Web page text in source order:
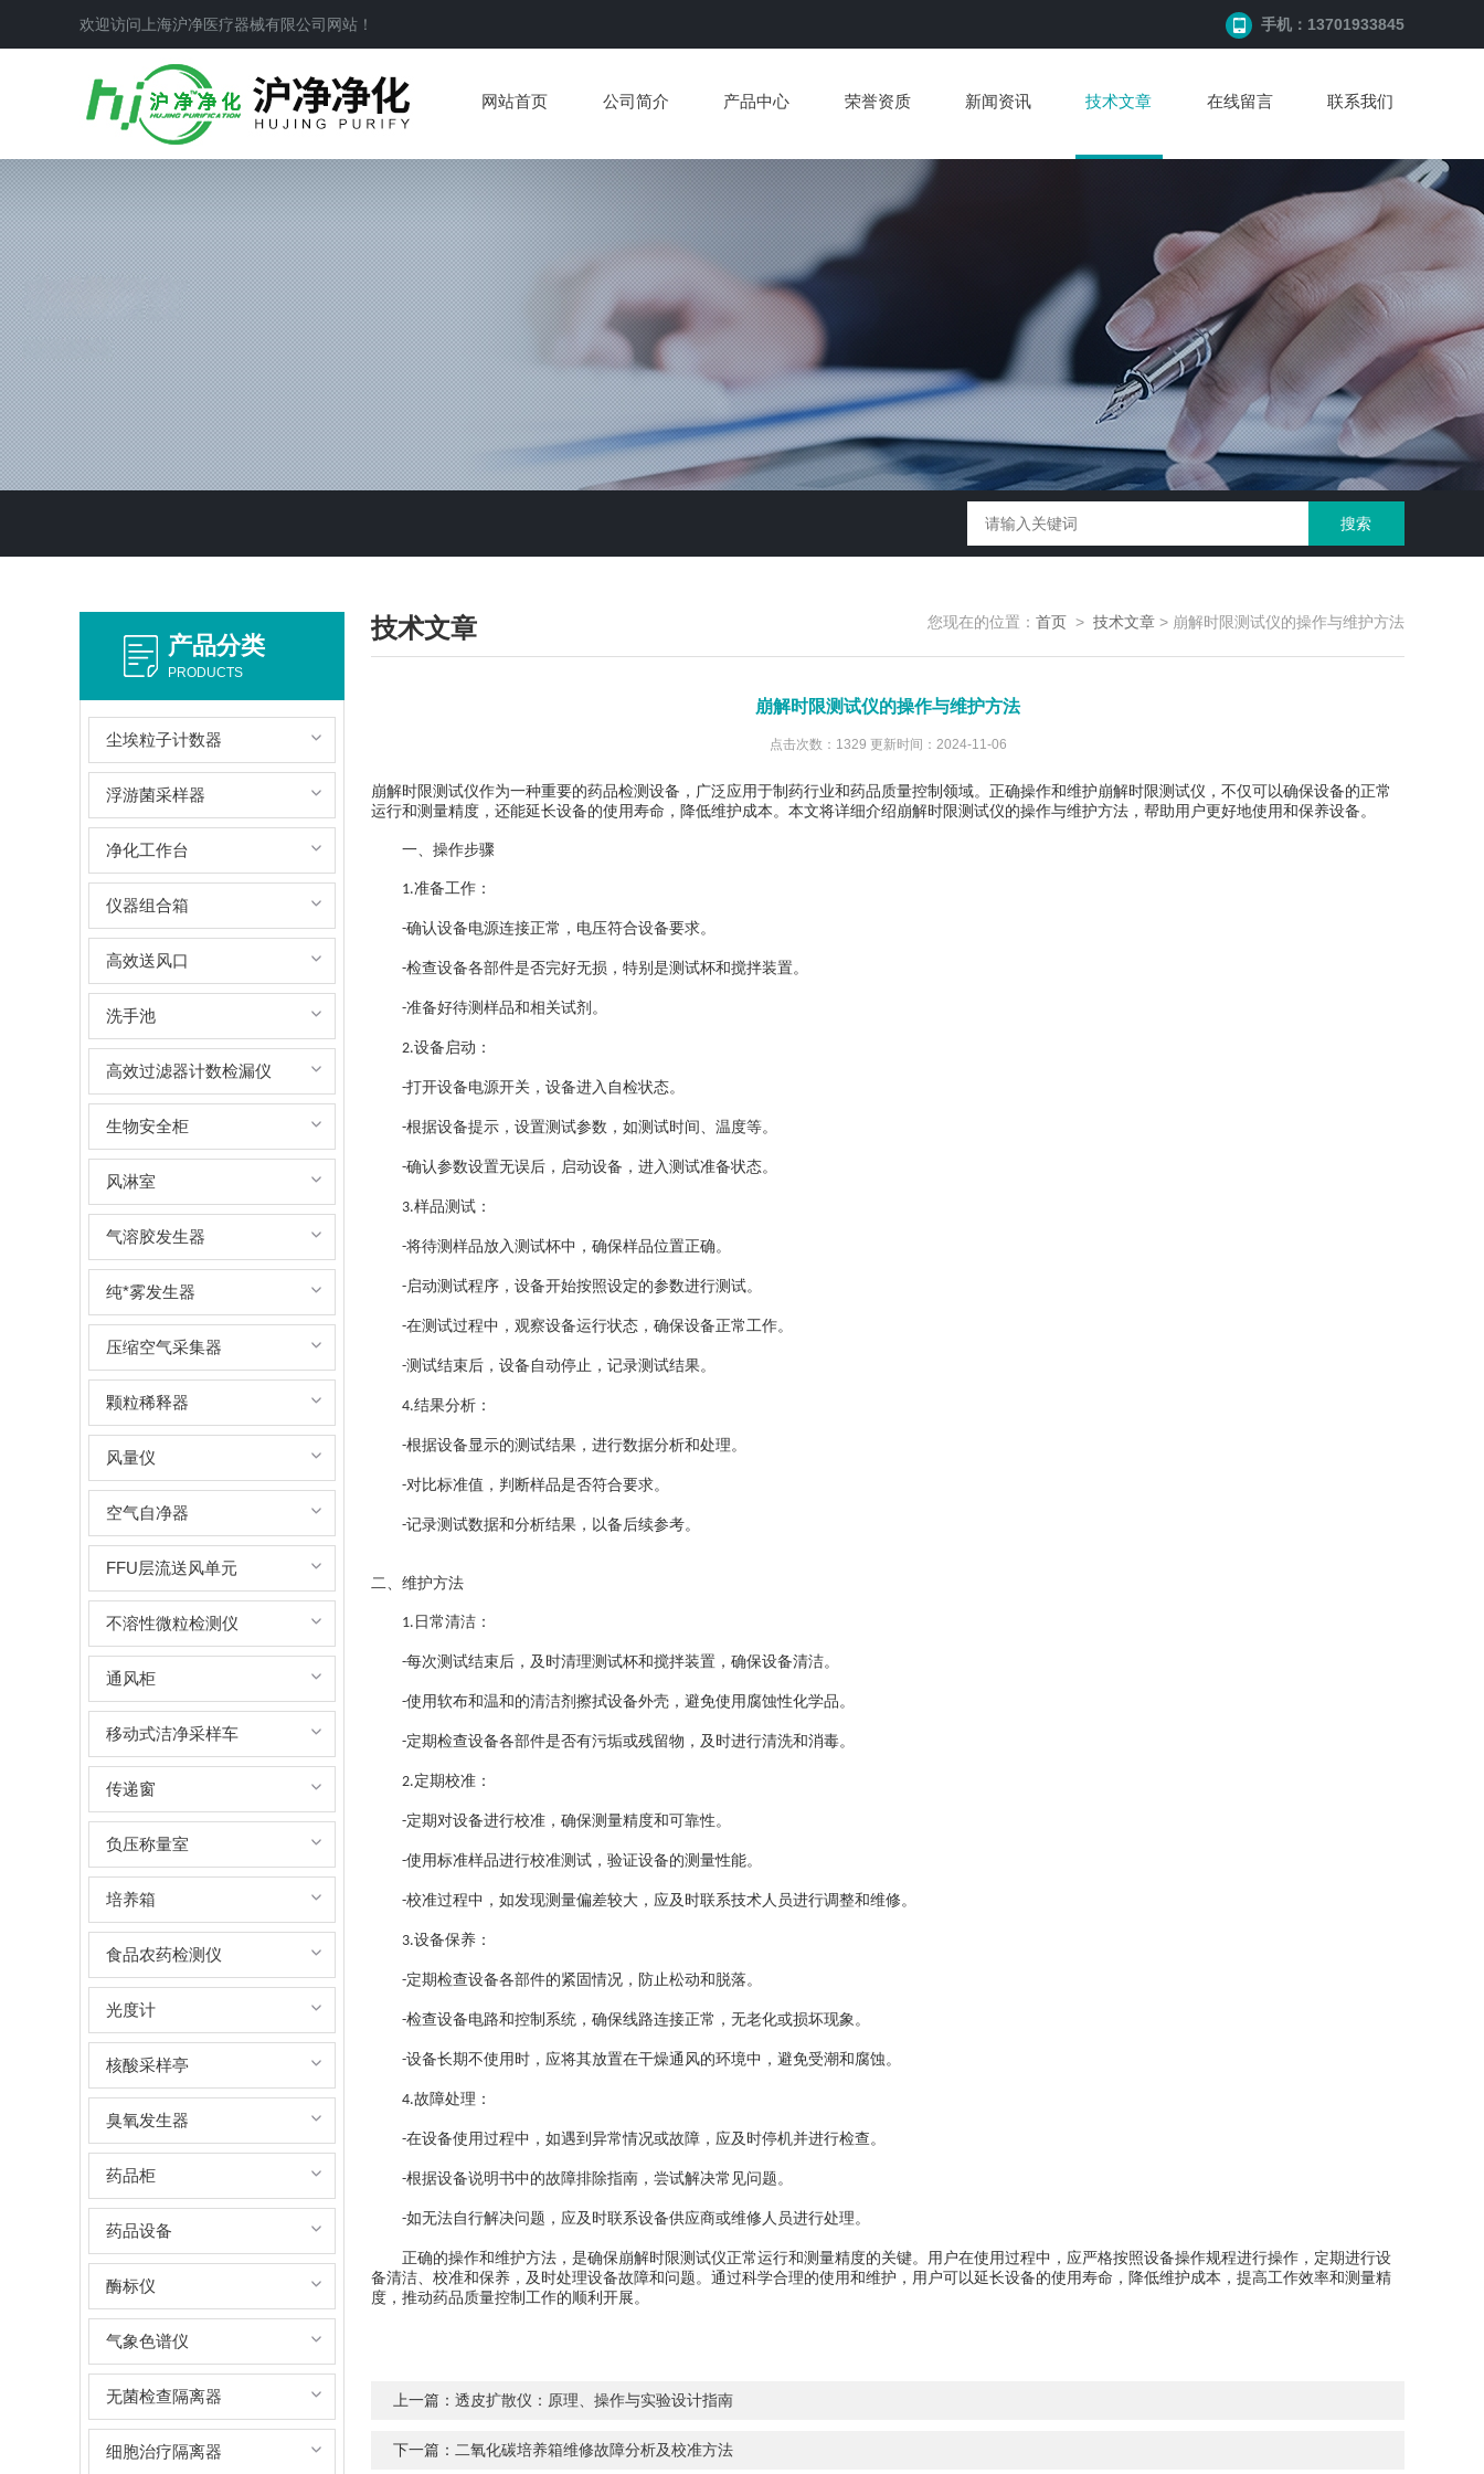
欢迎访问上海沪净医疗器械有限公司网站！ 手机：13701933845
网站首页 公司简介 产品中心 荣誉资质 新闻资讯 技术文章 在线留言 联系我们
技术文章 您现在的位置： 首页 > 技术文章 > 崩解时限测试仪的操作与维护方法
崩解时限测试仪的操作与维护方法
点击次数：1329 更新时间：2024-11-06
崩解时限测试仪作为一种重要的药品检测设备，广泛应用于制药行业和药品质量控制领域。正确操作和维护崩解时限测试仪，不仅可以确保设备的正常
运行和测量精度，还能延长设备的使用寿命，降低维护成本。本文将详细介绍崩解时限测试仪的操作与维护方法，帮助用户更好地使用和保养设备。
一、操作步骤
1.准备工作：
-确认设备电源连接正常，电压符合设备要求。
-检查设备各部件是否完好无损，特别是测试杯和搅拌装置。
-准备好待测样品和相关试剂。
2.设备启动：
-打开设备电源开关，设备进入自检状态。
-根据设备提示，设置测试参数，如测试时间、温度等。
-确认参数设置无误后，启动设备，进入测试准备状态。
3.样品测试：
-将待测样品放入测试杯中，确保样品位置正确。
-启动测试程序，设备开始按照设定的参数进行测试。
-在测试过程中，观察设备运行状态，确保设备正常工作。
-测试结束后，设备自动停止，记录测试结果。
4.结果分析：
-根据设备显示的测试结果，进行数据分析和处理。
-对比标准值，判断样品是否符合要求。
-记录测试数据和分析结果，以备后续参考。
二、维护方法
1. 日常清洁：
-每次测试结束后，及时清理测试杯和搅拌装置，确保设备清洁。
-使用软布和温和的清洁剂擦拭设备外壳，避免使用腐蚀性化学品。
-定期检查设备各部件是否有污垢或残留物，及时进行清洗和消毒。
2.定期校准：
-定期对设备进行校准，确保测量精度和可靠性。
-使用标准样品进行校准测试，验证设备的测量性能。
-校准过程中，如发现测量偏差较大，应及时联系技术人员进行调整和维修。
3.设备保养：
-定期检查设备各部件的紧固情况，防止松动和脱落。
-检查设备电路和控制系统，确保线路连接正常，无老化或损坏现象。
-设备长期不使用时，应将其放置在干燥通风的环境中，避免受潮和腐蚀。
4.故障处理：
-在设备使用过程中，如遇到异常情况或故障，应及时停机并进行检查。
-根据设备说明书中的故障排除指南，尝试解决常见问题。
-如无法自行解决问题，应及时联系设备供应商或维修人员进行处理。
正确的操作和维护方法，是确保崩解时限测试仪正常运行和测量精度的关键。用户在使用过程中，应严格按照设备操作规程进行操作，定期进行设
备清洁、校准和保养，及时处理设备故障和问题。通过科学合理的使用和维护，用户可以延长设备的使用寿命，降低维护成本，提高工作效率和测量精
度，推动药品质量控制工作的顺利开展。
上一篇： 透皮扩散仪：原理、操作与实验设计指南
下一篇： 二氧化碳培养箱维修故障分析及校准方法
产品分类
PRODUCTS
尘埃粒子计数器
浮游菌采样器
净化工作台
仪器组合箱
高效送风口
洗手池
高效过滤器计数检漏仪
生物安全柜
风淋室
气溶胶发生器
纯*雾发生器
压缩空气采集器
颗粒稀释器
风量仪
空气自净器
FFU层流送风单元
不溶性微粒检测仪
通风柜
移动式洁净采样车
传递窗
负压称量室
培养箱
食品农药检测仪
光度计
核酸采样亭
臭氧发生器
药品柜
药品设备
酶标仪
气象色谱仪
无菌检查隔离器
细胞治疗隔离器